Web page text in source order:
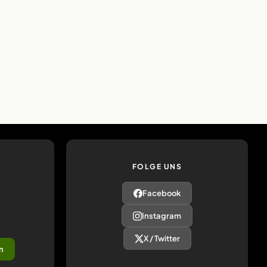
FOLGE UNS
Facebook
Instagram
X / Twitter